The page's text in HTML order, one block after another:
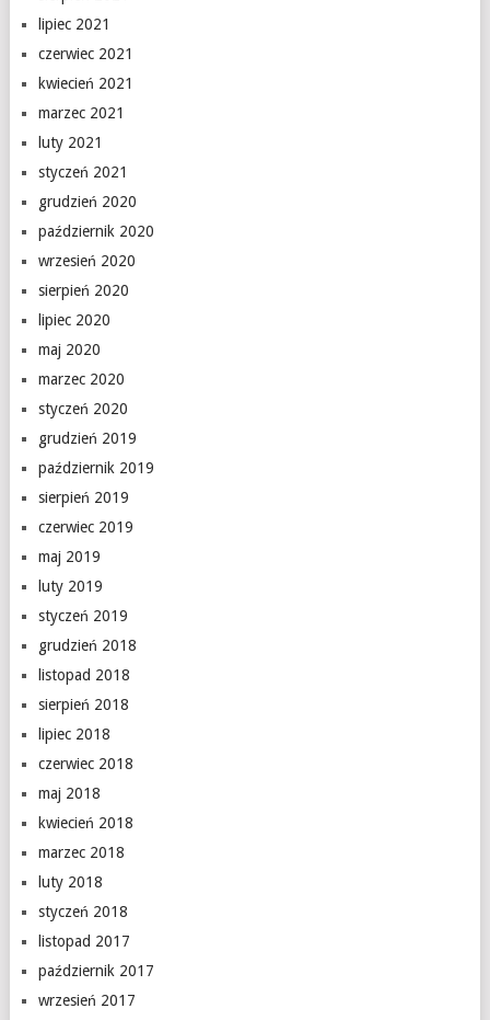
lipiec 2021
czerwiec 2021
kwiecień 2021
marzec 2021
luty 2021
styczeń 2021
grudzień 2020
październik 2020
wrzesień 2020
sierpień 2020
lipiec 2020
maj 2020
marzec 2020
styczeń 2020
grudzień 2019
październik 2019
sierpień 2019
czerwiec 2019
maj 2019
luty 2019
styczeń 2019
grudzień 2018
listopad 2018
sierpień 2018
lipiec 2018
czerwiec 2018
maj 2018
kwiecień 2018
marzec 2018
luty 2018
styczeń 2018
listopad 2017
październik 2017
wrzesień 2017